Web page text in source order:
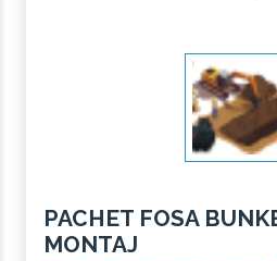
PACHET FOSA
MONTAJ